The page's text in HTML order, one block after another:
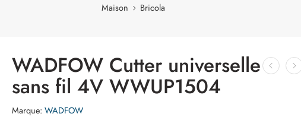
Maison Bricola
WADFOW Cutter universelle
sans fil 4V WWUP1504
Marque: WADFOW